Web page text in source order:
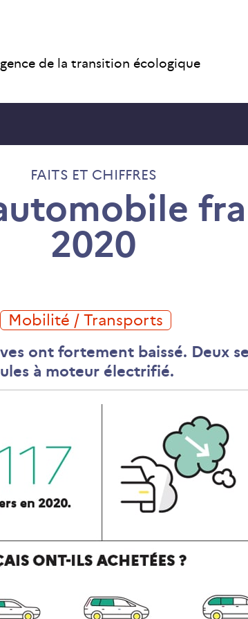
de la transition écologique
FAITS ET CHIFFRES
2020
Mobilité / Transports
ont fortement baissé. Deux
à moteur électrifié.